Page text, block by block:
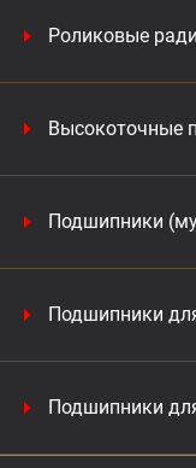
Роликовые
Высокоточные
Подшипники
Подшипники
Подшипники